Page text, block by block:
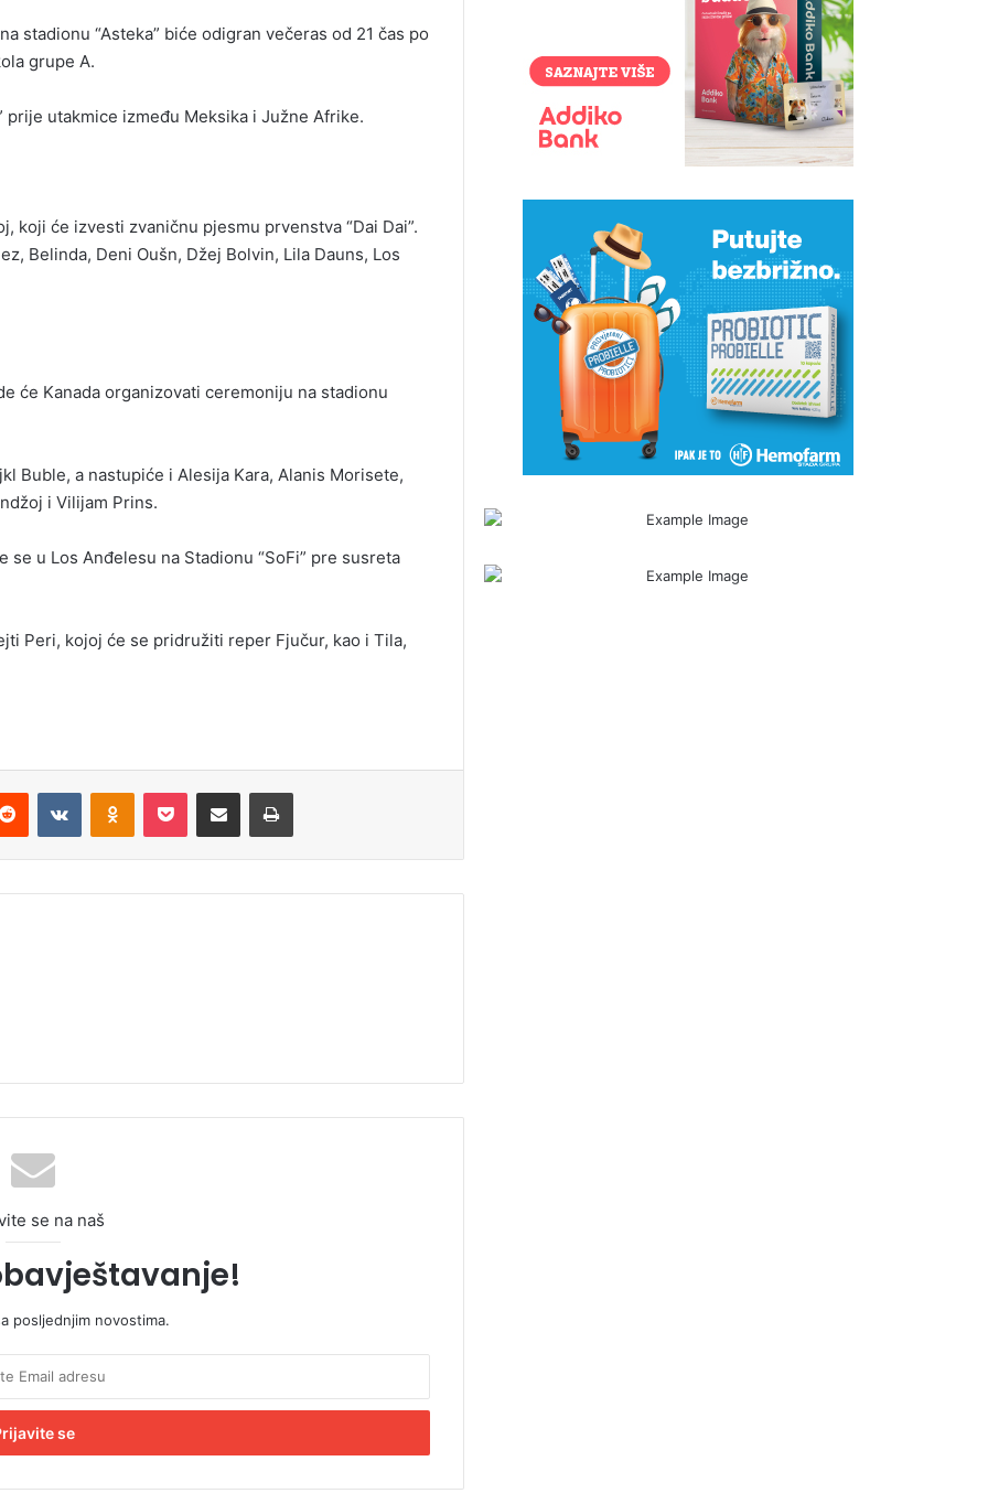
stadionu “Asteka” biće odigran večeras od 21 čas po
grupe A.
prije utakmice između Meksika i Južne Afrike.
koji će izvesti zvaničnu pjesmu prvenstva “Dai Dai”.
Belinda, Deni Oušn, Džej Bolvin, Lila Dauns, Los
će Kanada organizovati ceremoniju na stadionu
Buble, a nastupiće i Alesija Kara, Alanis Morisete,
i Vilijam Prins.
u Los Anđelesu na Stadionu “SoFi” pre susreta
Peri, kojoj će se pridružiti reper Fjučur, kao i Tila,
se na naš
posljednjim novostima.